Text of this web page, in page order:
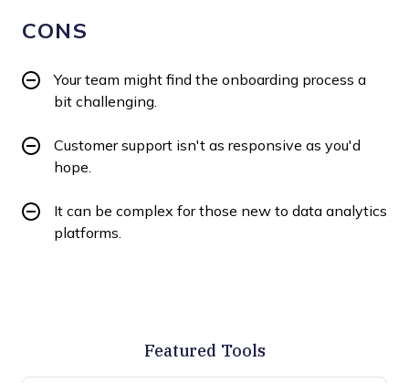
CONS
Your team might find the onboarding process a
bit challenging.
Customer support isn't as responsive as you'd
hope.
It can be complex for those new to data analytics
platforms.
Featured Tools